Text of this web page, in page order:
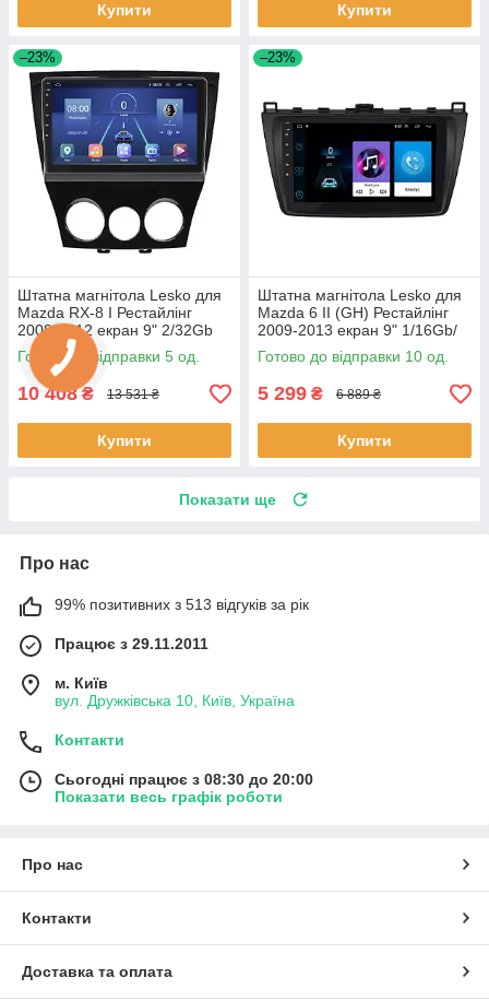
Купити Купити
–23%
Штатна магнітола Lesko для
Mazda RX-8 I Рестайлінг
2008-2012 екран 9" 2/32Gb
4G Wi-Fi GPS Top 5 шт.
Готово до відправки 5 од.
10 408₴ 13 531 ₴
Купити
–23%
Штатна магнітола Lesko для
Mazda 6 II (GH) Рестайлінг
2009-2013 екран 9" 1/16Gb/
Wi-Fi Optima GPS Androi 10
шт.
Готово до відправки 10 од.
5 299 ₴ 6 889 ₴
Купити
Показати ще
Про нас
99% позитивних з 513 відгуків за рік
Працює з 29.11.2011
м. Київ
вул. Дружківська 10, Київ, Україна
Контакти
Сьогодні працює з 08:30 до 20:00
Показати весь графік роботи
Про нас
Контакти
Доставка та оплата